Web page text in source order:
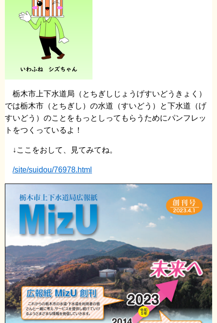
栃木市上下水道局（とちぎしじょうげすいどうきょく）
では栃木市（とちぎし）の水道（すいどう）と下水道（げ
すいどう）のことをもっとしってもらうためにパンフレッ
トをつくっているよ！
↓ここをおして、見てみてね。
/site/suidou/76978.html